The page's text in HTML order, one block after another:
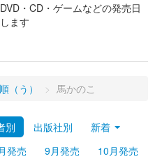
・CD・ゲームなどの発売日
ます
（う） > 馬かのこ
別 出版社別
新着
発売 9月発売 10月発売